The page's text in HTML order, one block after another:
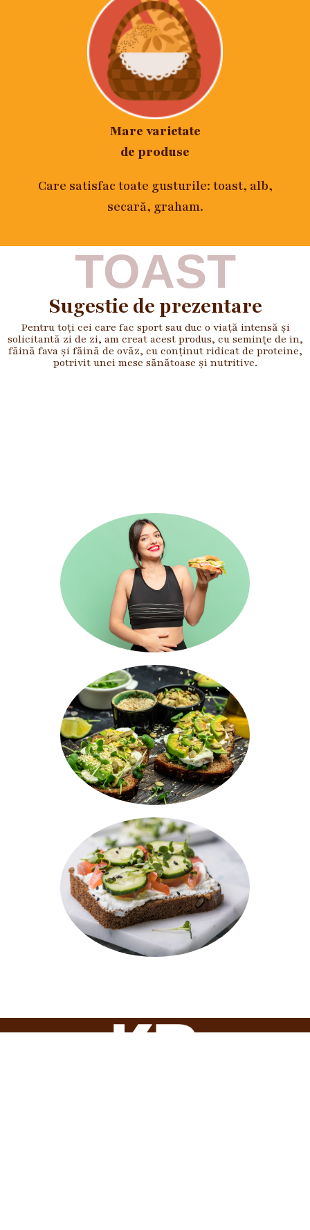
Mare varietate
de produse
Care satisfac toate gusturile: toast, alb,
secară, graham.
TOAST
Sugestie de prezentare
Pentru toți cei care fac sport sau duc o viață intensă și
solicitantă zi de zi, am creat acest produs, cu semințe de in,
făină fava și făină de ovăz, cu conținut ridicat de proteine,
potrivit unei mese sănătoase și nutritive.